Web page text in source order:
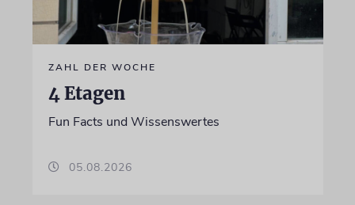
ZAHL DER WOCHE
4 Etagen
Fun Facts und Wissenswertes
05.08.2026